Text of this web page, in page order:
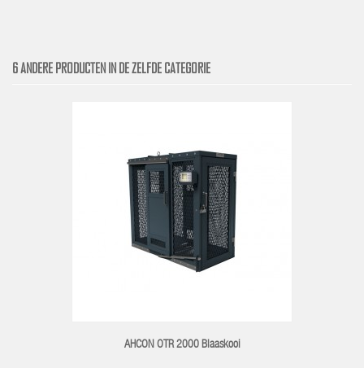
6 ANDERE PRODUCTEN IN DE ZELFDE CATEGORIE
AHCON OTR 2000 Blaaskooi